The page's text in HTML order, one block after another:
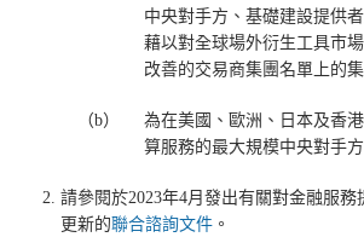
中央對手方、基礎建設提供
藉以對全球場外衍生工具市
改善的交易商集團名單上的
（b）
為在美國、歐洲、日本及香
算服務的最大規模中央對手
請參閱於2023年4月發出有關對金融服
更新的聯合諮詢文件 。